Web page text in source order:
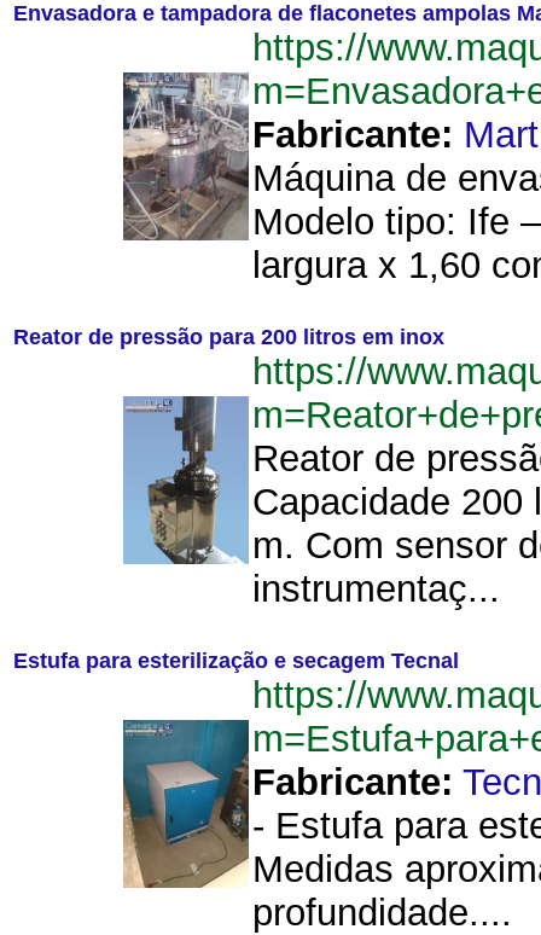
Envasadora e tampadora de flaconetes ampolas
https://
Fabricante:
Máquina de
Modelo tipo: Ife
largura x 1,60
Reator de pressão para 200 litros em inox
https://
Reator de
Capacidade 200
m. Com sensor
instrumentaç...
Estufa para esterilização e secagem Tecnal
https://
Fabricante:
- Estufa para
Medidas
profundidade....